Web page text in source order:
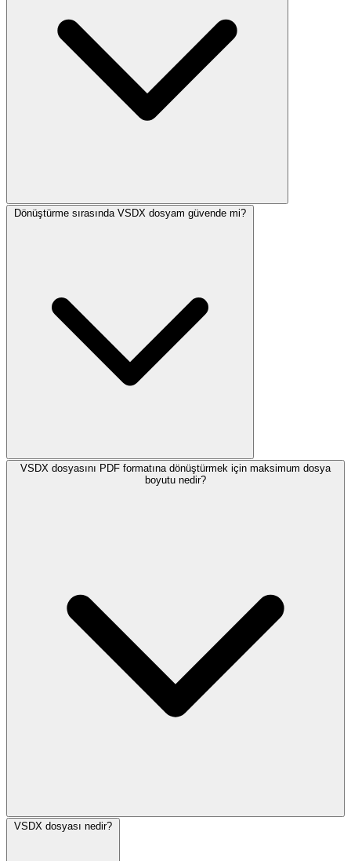
Dönüştürme sırasında VSDX dosyam güvende mi?
VSDX dosyasını PDF formatına dönüştürmek için maksimum dosya
boyutu nedir?
VSDX dosyası nedir?